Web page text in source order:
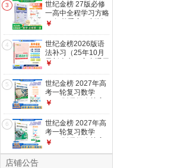
师大版课时随堂训练
单元综合试卷正版
2026年秋季新高二
使用 人教A版【提升
版】26版 选择性必
修一
3
世纪金榜 27版必修
一高中全程学习方略
26年秋季高一新版
学生物历史政治地理
教材同步训练导学案
课时作业试卷 【数
学】人教A版【基础
版】27版必修第一
册 高中
￥
4
世纪金榜2026版语
法补习（25年10月
最新上市）高中通用
全讲练结合高一高二
高三教材辅导练习用
书 【2026版】语法
补习（2025年10月
最新版） 语文专项
￥
5
世纪金榜 2027年高
考一轮复习数学
2027版世纪金榜高
辽宁少年儿童出版社
正版教辅图书复习资
料新高考新教材真题
辅导书高三数学复习
人教A版、提升版
￥
6
世纪金榜 2027年高
考一轮复习数学
2027版世纪金榜高
￥
店铺公告